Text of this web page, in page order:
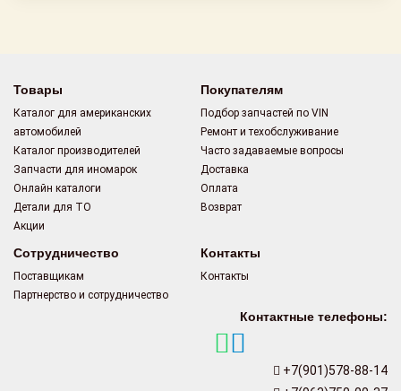
Товары
Каталог для американских
автомобилей
Каталог производителей
Запчасти для иномарок
Онлайн каталоги
Детали для ТО
Акции
Покупателям
Подбор запчастей по VIN
Ремонт и техобслуживание
Часто задаваемые вопросы
Доставка
Оплата
Возврат
Сотрудничество
Поставщикам
Партнерство и сотрудничество
Контакты
Контакты
Контактные телефоны:
+7(901)578-88-14